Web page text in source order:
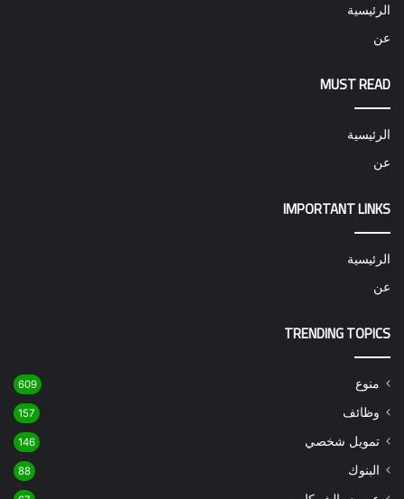
الرئيسية
عن
MUST READ
الرئيسية
عن
IMPORTANT LINKS
الرئيسية
عن
TRENDING TOPICS
منوع 609
وظائف 157
تمويل شخصي 146
البنوك 88